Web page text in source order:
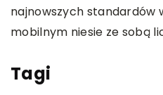
najnowszych standardów
mobilnym niesie ze sobą
Tagi